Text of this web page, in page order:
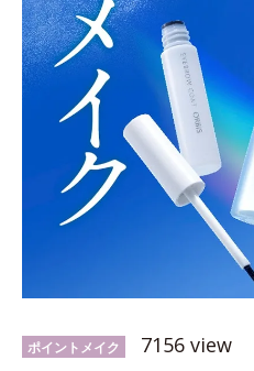
ポイントメイク 7156 view